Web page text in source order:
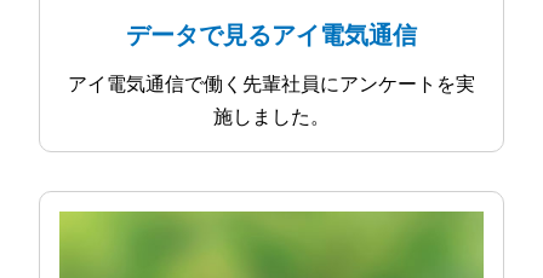
データで見るアイ電気通信
アイ電気通信で働く先輩社員にアンケートを実
施しました。